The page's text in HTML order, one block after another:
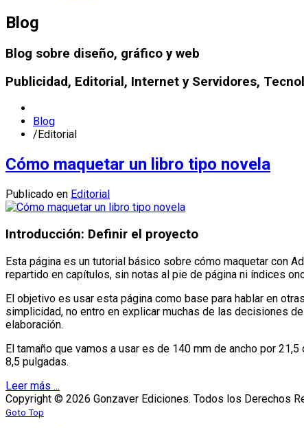
Blog
Blog sobre diseño, gráfico y web
Publicidad, Editorial, Internet y Servidores,
Blog
/ Editorial
Cómo maquetar un libro tipo novela
Publicado en Editorial
Introducción: Definir el proyecto
Esta página es un tutorial básico sobre cómo maquetar con
repartido en capítulos, sin notas al pie de página ni índices
El objetivo es usar esta página como base para hablar en
simplicidad, no entro en explicar muchas de las decisiones
elaboración.
El tamaño que vamos a usar es de 140 mm de ancho por
8,5 pulgadas.
Leer más ...
Copyright © 2026 Gonzaver Ediciones. Todos los Derechos
Goto Top